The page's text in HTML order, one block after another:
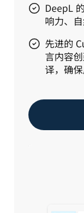
DeepL
响力、
先进的
言内容
译，确